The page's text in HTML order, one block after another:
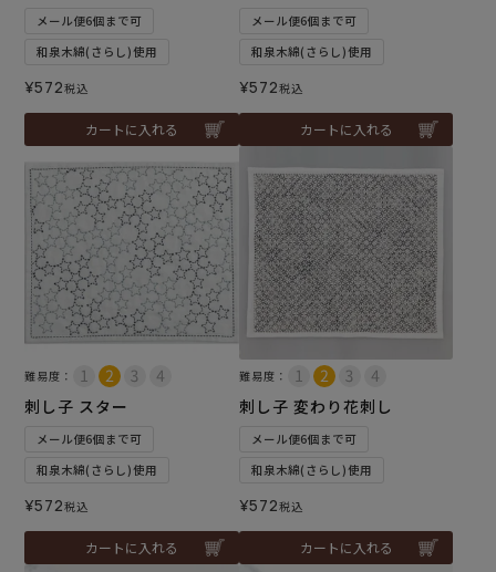
メール便6個まで可
和泉木綿(さらし)使用
¥572税込
カートに入れる
メール便6個まで可
和泉木綿(さらし)使用
¥572税込
カートに入れる
難易度：
刺し子 スター
メール便6個まで可
和泉木綿(さらし)使用
¥572税込
カートに入れる
難易度：
刺し子 変わり花刺し
メール便6個まで可
和泉木綿(さらし)使用
¥572税込
カートに入れる